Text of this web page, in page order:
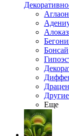
Бонсай
Еще